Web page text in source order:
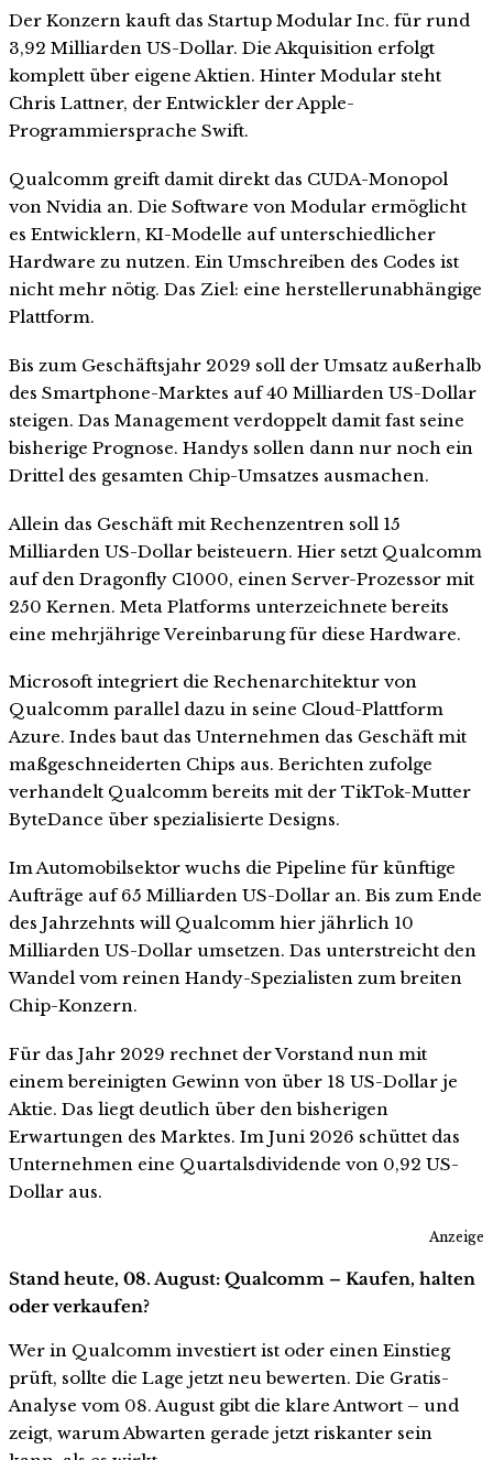
Der Konzern kauft das Startup Modular Inc. für rund
3,92 Milliarden US-Dollar. Die Akquisition erfolgt
komplett über eigene Aktien. Hinter Modular steht
Chris Lattner, der Entwickler der Apple-
Programmiersprache Swift.
Qualcomm greift damit direkt das CUDA-Monopol
von Nvidia an. Die Software von Modular ermöglicht
es Entwicklern, KI-Modelle auf unterschiedlicher
Hardware zu nutzen. Ein Umschreiben des Codes ist
nicht mehr nötig. Das Ziel: eine herstellerunabhängige
Plattform.
Bis zum Geschäftsjahr 2029 soll der Umsatz außerhalb
des Smartphone-Marktes auf 40 Milliarden US-Dollar
steigen. Das Management verdoppelt damit fast seine
bisherige Prognose. Handys sollen dann nur noch ein
Drittel des gesamten Chip-Umsatzes ausmachen.
Allein das Geschäft mit Rechenzentren soll 15
Milliarden US-Dollar beisteuern. Hier setzt Qualcomm
auf den Dragonfly C1000, einen Server-Prozessor mit
250 Kernen. Meta Platforms unterzeichnete bereits
eine mehrjährige Vereinbarung für diese Hardware.
Microsoft integriert die Rechenarchitektur von
Qualcomm parallel dazu in seine Cloud-Plattform
Azure. Indes baut das Unternehmen das Geschäft mit
maßgeschneiderten Chips aus. Berichten zufolge
verhandelt Qualcomm bereits mit der TikTok-Mutter
ByteDance über spezialisierte Designs.
Im Automobilsektor wuchs die Pipeline für künftige
Aufträge auf 65 Milliarden US-Dollar an. Bis zum Ende
des Jahrzehnts will Qualcomm hier jährlich 10
Milliarden US-Dollar umsetzen. Das unterstreicht den
Wandel vom reinen Handy-Spezialisten zum breiten
Chip-Konzern.
Für das Jahr 2029 rechnet der Vorstand nun mit
einem bereinigten Gewinn von über 18 US-Dollar je
Aktie. Das liegt deutlich über den bisherigen
Erwartungen des Marktes. Im Juni 2026 schüttet das
Unternehmen eine Quartalsdividende von 0,92 US-
Dollar aus.
Anzeige
Stand heute, 08. August: Qualcomm – Kaufen, halten
oder verkaufen?
Wer in Qualcomm investiert ist oder einen Einstieg
prüft, sollte die Lage jetzt neu bewerten. Die Gratis-
Analyse vom 08. August gibt die klare Antwort – und
zeigt, warum Abwarten gerade jetzt riskanter sein